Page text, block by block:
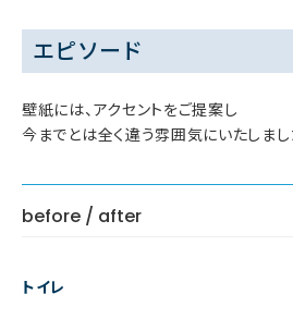
エピソード
壁紙には、アクセントをご提案し
今までとは全く違う雰囲気にいたしまし
before / after
トイレ